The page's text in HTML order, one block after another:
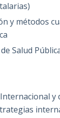
y métodos
Salud
y